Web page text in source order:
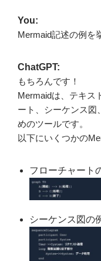
You:
Mermaid記述の例を
ChatGPT:
もちろんです！
Mermaidは、テキス
ート、シーケンス図
めのツールです。
以下にいくつかの
フローチャート
シーケンス図の